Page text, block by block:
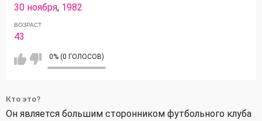
30 ноября, 1982
ВОЗРАСТ
43
0% (0 ГОЛОСОВ)
Кто это?
Он является большим сторонником футбольного клуба